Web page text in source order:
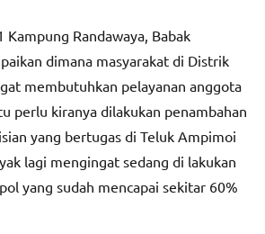
Kampung Randawaya, Babak
dimana masyarakat di Distrik
membutuhkan pelayanan anggota
perlu kiranya dilakukan penambahan
yang bertugas di Teluk Ampimoi
lagi mengingat sedang di lakukan
yang sudah mencapai sekitar 60%